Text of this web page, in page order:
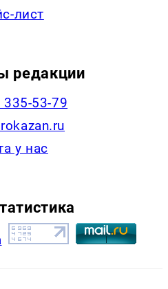
лист
редакции
53-79
у нас